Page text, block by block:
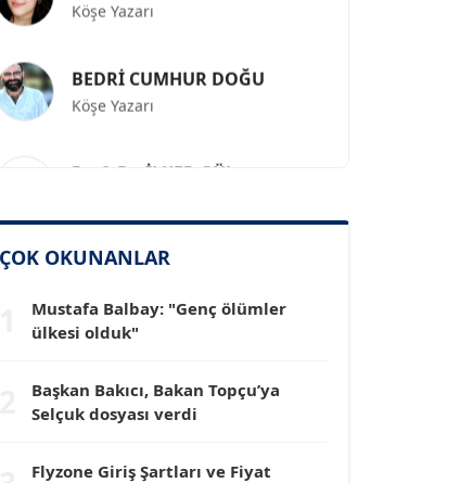
Köşe Yazarı
Köşe Yazarı
Köşe Yazarı
Dr. HAKAN TARTAN
Prof. Dr. YÜCEL OCAK
ÇOK OKUNANLAR
Mustafa Balbay: "Genç ölümler
ülkesi olduk"
Başkan Bakıcı, Bakan Topçu’ya
Selçuk dosyası verdi
Flyzone Giriş Şartları ve Fiyat